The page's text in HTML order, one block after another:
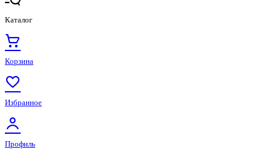
Каталог
Корзина
Избранное
Профиль